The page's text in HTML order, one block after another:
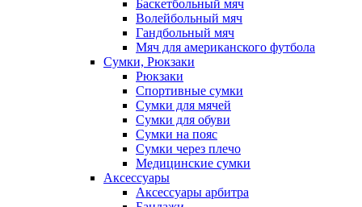
Баскетбольный мяч
Волейбольный мяч
Гандбольный мяч
Мяч для американского футбола
Сумки, Рюкзаки
Рюкзаки
Спортивные сумки
Сумки для мячей
Сумки для обуви
Сумки на пояс
Сумки через плечо
Медицинские сумки
Аксессуары
Аксессуары арбитра